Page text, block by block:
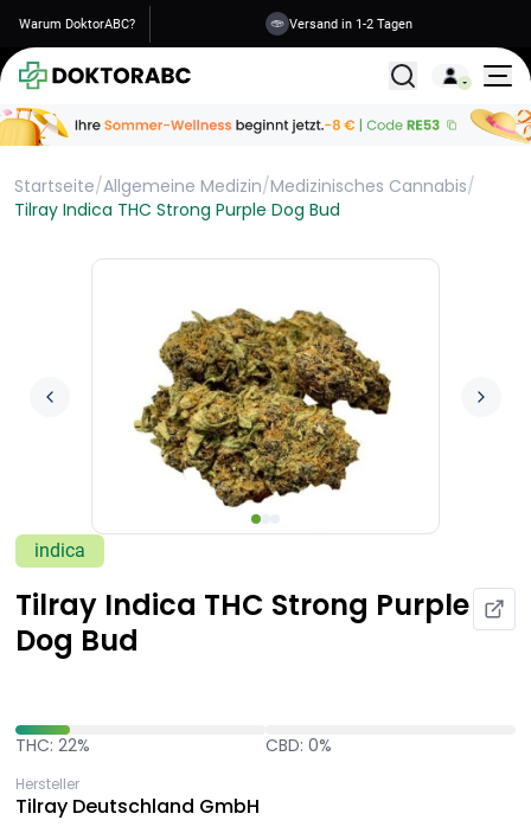
Warum DoktorABC? Versand in 1-2 Tagen
Alle
Startseite/Allgemeine Medizin/Medizinisches Cannabis/
Tilray Indica THC Strong Purple Dog Bud
indica
Tilray Indica THC Strong Purple
Dog Bud
THC: 22% CBD: 0%
Hersteller
Tilray Deutschland GmbH